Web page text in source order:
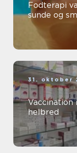
Fodterapi valby
sunde og
31. oktober
helbred